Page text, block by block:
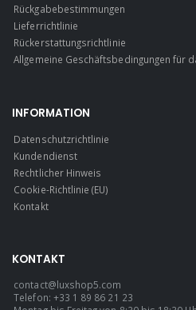
Rückgabebestimmungen
Lieferrichtlinie
Rückerstattungsrichtlinie
Allgemeine Geschäftsbedingungen für
INFORMATION
Datenschutzrichtlinie
Kundendienst
Rechtlicher Hinweis
Cookie-Richtlinie (EU)
Kontakt
KONTAKT
contact@luxshop5.com
Telefon: +33 1 89 86 21 23